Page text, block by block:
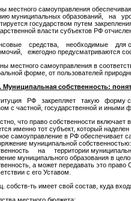
местного самоуправления
муниципальных образований, на
государством путем
власти субъектов РФ
средства, необходимые для
ежегодно предусматриваются
местного самоуправления в
форме, от пользователей
Муниципальная собственность:
РФ закрепляет такую форму
с частной, государственной и иными
что право собственности
именно тот субъект, который
самоуправление в РФ обеспечивает
муниципальной
на территории
муниципального образования в
а может передавать это
с его Уставом.
собств-ть имеет свой состав, куда